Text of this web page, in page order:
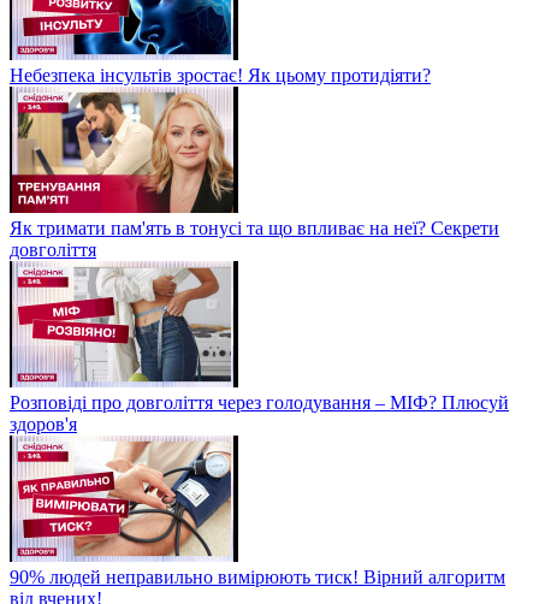
Небезпека інсультів зростає! Як цьому протидіяти?
Як тримати пам'ять в тонусі та що впливає на неї? Секрети
довголіття
Розповіді про довголіття через голодування – МІФ? Плюсуй
здоров'я
90% людей неправильно вимірюють тиск! Вірний алгоритм
від вчених!